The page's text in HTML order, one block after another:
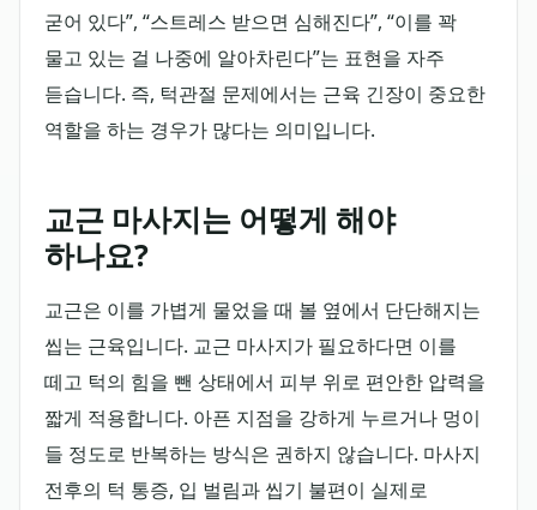
굳어 있다”, “스트레스 받으면 심해진다”, “이를 꽉
물고 있는 걸 나중에 알아차린다”는 표현을 자주
듣습니다. 즉, 턱관절 문제에서는 근육 긴장이 중요한
역할을 하는 경우가 많다는 의미입니다.
교근 마사지는 어떻게 해야
하나요?
교근은 이를 가볍게 물었을 때 볼 옆에서 단단해지는
씹는 근육입니다. 교근 마사지가 필요하다면 이를
떼고 턱의 힘을 뺀 상태에서 피부 위로 편안한 압력을
짧게 적용합니다. 아픈 지점을 강하게 누르거나 멍이
들 정도로 반복하는 방식은 권하지 않습니다. 마사지
전후의 턱 통증, 입 벌림과 씹기 불편이 실제로